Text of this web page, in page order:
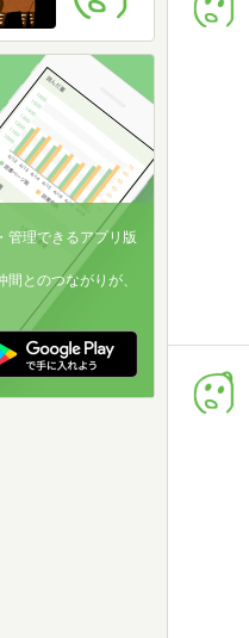
管理できるアプリ版
とのつながりが、